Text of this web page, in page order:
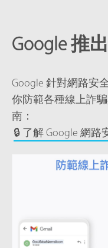
Google 推
Google 針對網路安
你防範各種線上詐
南：
🔒 了解 Google 網路